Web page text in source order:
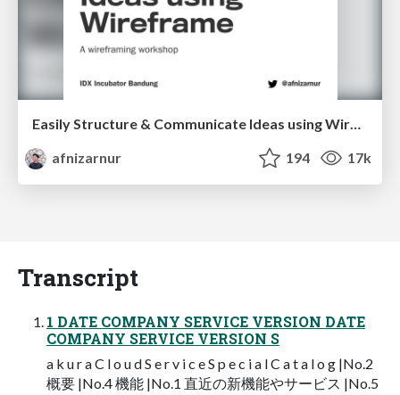
afnizarnur
194 17k
Transcript
1 DATE COMPANY SERVICE VERSION DATE
COMPANY SERVICE VERSION S
a k u r a C l o u d S e r v i c e S p e c i a l C a t a l o g |No.2
概要 |No.4 機能 |No.1 直近の新機能やサービス |No.5